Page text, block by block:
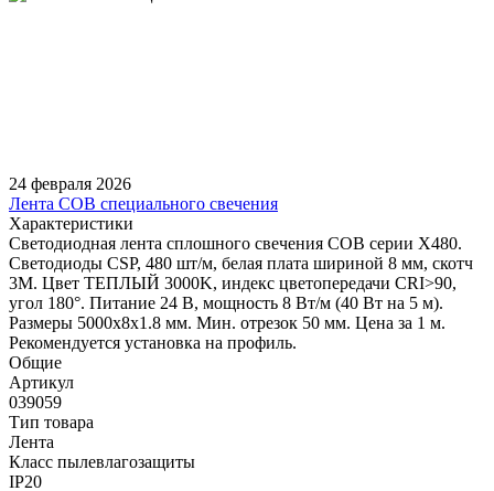
24 февраля 2026
Лента COB специального свечения
Характеристики
Светодиодная лента сплошного свечения COB серии X480.
Светодиоды CSP, 480 шт/м, белая плата шириной 8 мм, скотч
3M. Цвет ТЕПЛЫЙ 3000K, индекс цветопередачи CRI>90,
угол 180°. Питание 24 В, мощность 8 Вт/м (40 Вт на 5 м).
Размеры 5000х8х1.8 мм. Мин. отрезок 50 мм. Цена за 1 м.
Рекомендуется установка на профиль.
Общие
Артикул
039059
Тип товара
Лента
Класс пылевлагозащиты
IP20